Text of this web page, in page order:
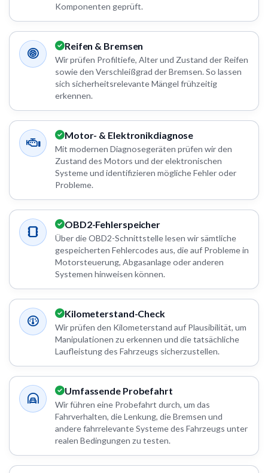
Komponenten geprüft.
Reifen & Bremsen
Wir prüfen Profiltiefe, Alter und Zustand der Reifen
sowie den Verschleißgrad der Bremsen. So lassen
sich sicherheitsrelevante Mängel frühzeitig
erkennen.
Motor- & Elektronikdiagnose
Mit modernen Diagnosegeräten prüfen wir den
Zustand des Motors und der elektronischen
Systeme und identifizieren mögliche Fehler oder
Probleme.
OBD2-Fehlerspeicher
Über die OBD2-Schnittstelle lesen wir sämtliche
gespeicherten Fehlercodes aus, die auf Probleme in
Motorsteuerung, Abgasanlage oder anderen
Systemen hinweisen können.
Kilometerstand-Check
Wir prüfen den Kilometerstand auf Plausibilität, um
Manipulationen zu erkennen und die tatsächliche
Laufleistung des Fahrzeugs sicherzustellen.
Umfassende Probefahrt
Wir führen eine Probefahrt durch, um das
Fahrverhalten, die Lenkung, die Bremsen und
andere fahrrelevante Systeme des Fahrzeugs unter
realen Bedingungen zu testen.